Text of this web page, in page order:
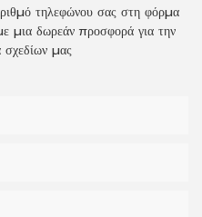
τηλεφώνου σας στη φόρμα
μια δωρεάν προσφορά για την
μας